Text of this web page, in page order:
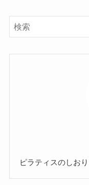
ピラティスのしお